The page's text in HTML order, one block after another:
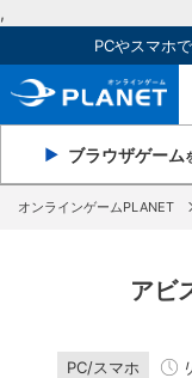
,
PCやスマホ
ブラウザゲーム
オンラインゲームPLANET
アビ
PC/スマホ